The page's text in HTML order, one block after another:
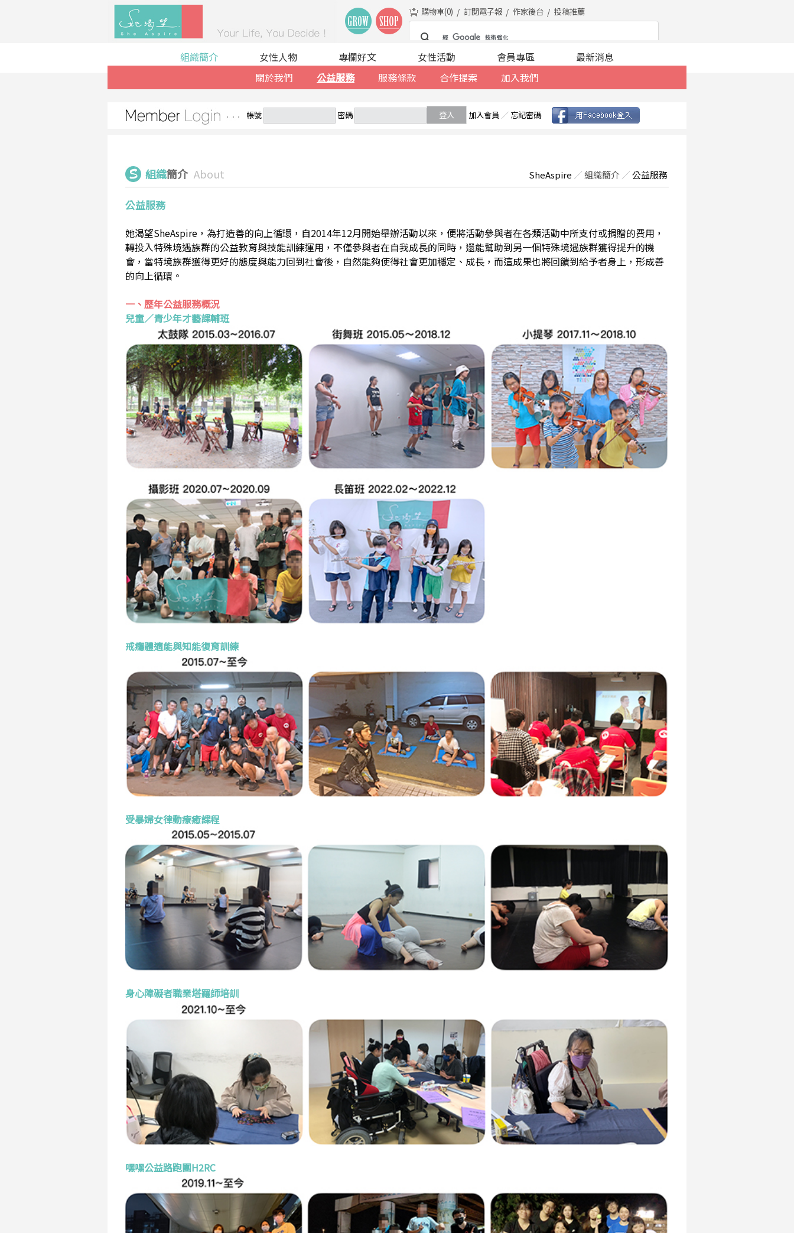
購物車(0) 訂閱電子報 作家後台 投稿推薦
組織簡介
關於我們
公益服務 服務條款 合作提案 加入我們
女性人物 專欄好文 女性活動 會員專區 最新消息
帳號 密碼 登入 加入會員 ／ 忘記密碼
組織簡介 About SheAspire ／組織簡介 ／公益服務
公益服務
她渴望SheAspire，為打造善的向上循環，自2014年12月開始舉辦活動以來，便將活動參與者在各類活動中所支付或捐贈的費用，
轉投入特殊境遇族群的公益教育與技能訓練運用，不僅參與者在自我成長的同時，還能幫助到另一個特殊境遇族群獲得提升的機
會，當特境族群獲得更好的態度與能力回到社會後，自然能夠使得社會更加穩定、成長，而這成果也將回饋到給予者身上，形成善
的向上循環。
一、歷年公益服務概況
兒童／青少年才藝課輔班
戒癮體適能與知能復育訓練
受暴婦女律動療癒課程
身心障礙者職業塔羅師培訓
嘿嘿公益路跑團H2RC